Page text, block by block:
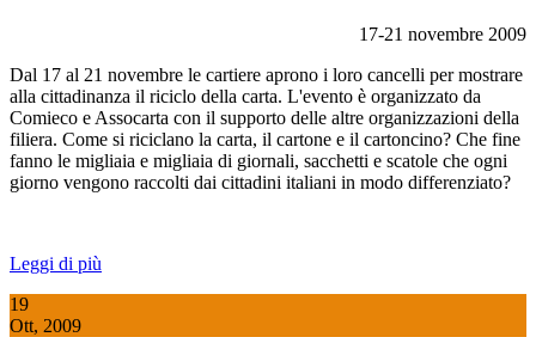
17-21 novembre 2009
Dal 17 al 21 novembre le cartiere aprono i loro cancelli per mostrare
alla cittadinanza il riciclo della carta. L'evento è organizzato da
Comieco e Assocarta con il supporto delle altre organizzazioni della
filiera. Come si riciclano la carta, il cartone e il cartoncino? Che fine
fanno le migliaia e migliaia di giornali, sacchetti e scatole che ogni
giorno vengono raccolti dai cittadini italiani in modo differenziato?
Leggi di più
19
Ott, 2009